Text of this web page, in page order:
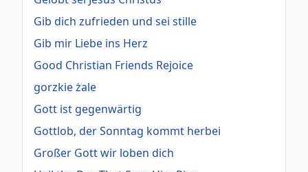
Gib dich zufrieden und sei stille
Gib mir Liebe ins Herz
Good Christian Friends Rejoice
gorzkie żale
Gott ist gegenwärtig
Gottlob, der Sonntag kommt herbei
Großer Gott wir loben dich